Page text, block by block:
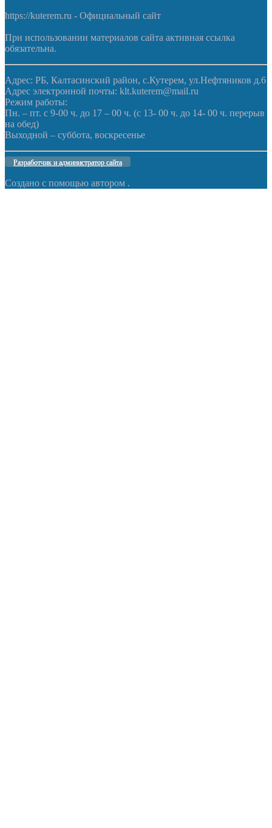
https://kuterem.ru - Официальный сайт
При использовании материалов сайта активная ссылка
обязательна.
Адрес: РБ, Калтасинский район, с.Кутерем, ул.Нефтяников д.6
Адрес электронной почты: klt.kuterem@mail.ru
Режим работы:
Пн. – пт. с 9-00 ч. до 17 – 00 ч. (с 13- 00 ч. до 14- 00 ч. перерыв
на обед)
Выходной – суббота, воскресенье
Разработчик и администратор сайта
Создано с помощью автором .